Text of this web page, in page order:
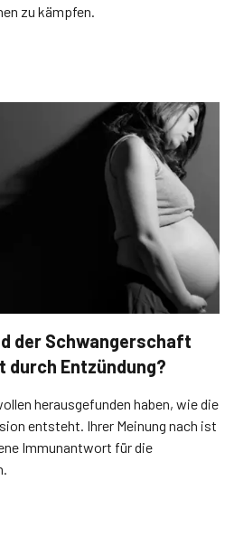
zu kämpfen.
der Schwangerschaft
durch Entzündung?
herausgefunden haben, wie die
entsteht. Ihrer Meinung nach ist
Immunantwort für die